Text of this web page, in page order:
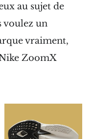
au sujet de
voulez un
vraiment,
ZoomX